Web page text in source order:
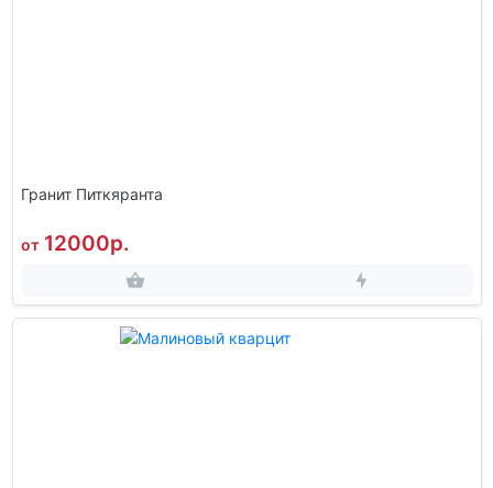
Гранит Питкяранта
от 12000р.